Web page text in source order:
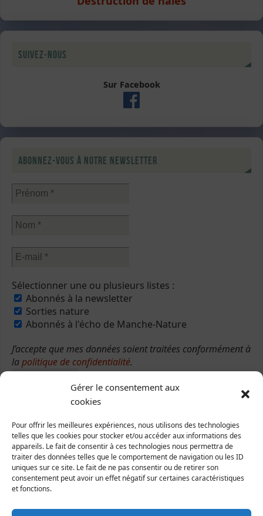
Gérer le consentement aux
cookies
Pour offrir les meilleures expériences, nous utilisons des technologies
telles que les cookies pour stocker et/ou accéder aux informations des
appareils. Le fait de consentir à ces technologies nous permettra de
traiter des données telles que le comportement de navigation ou les ID
uniques sur ce site. Le fait de ne pas consentir ou de retirer son
consentement peut avoir un effet négatif sur certaines caractéristiques
et fonctions.
Suivez-nous
Sur Facebook
Abonnez-vous à notre newsletter
Sélectionner une ou plusieurs listes :
Abonnés à la newsletter
Sorties nature
Abonnés à l'écho de Manche-Nature
J’accepte que mes données soient traitées conformément à
lapolitique de confidentialité.
Ecrivez-nous !
Formulaire de contact